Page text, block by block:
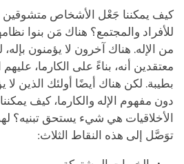
كيف يمكننا جَعْل الأشخاص
للأفراد والمجتمع؟ هناك مَن بنوا
من الإله. هناك آخرون لا يؤمنون
معتقدين أنه، بناءً على الكارما،
بطيبة. لكن هناك أيضًا أولئك الذين لا
دون مفهوم الإله والكارما، كيف
الأخلاقيات هي شيء يستحق تبنيه؟
توَصَّل إلى هذه النقاط الثلاث: